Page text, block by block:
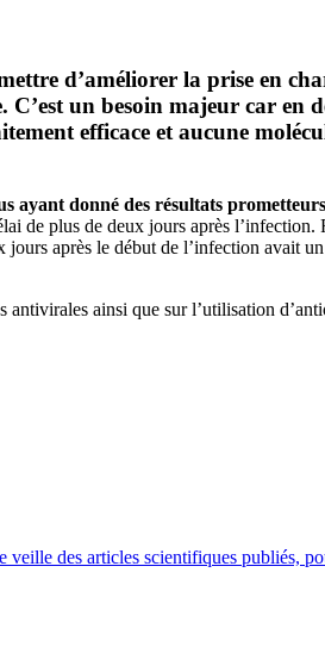
d’améliorer la prise en
un besoin majeur car
efficace et aucune
ayant donné des résultats
de plus de deux jours après
après le début de l’infection avait
antivirales ainsi que sur l’utilisation
des articles scientifiques publiés,